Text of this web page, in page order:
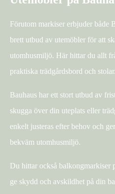
Förutom markiser erbjuder både
brett utbud av utemöbler för att
utomhusmiljö. Här hittar du allt
praktiska trädgårdsbord och stolar.
Bauhaus har ett stort utbud av
skugga över din uteplats eller
enkelt justeras efter behov och
bekväm utomhusmiljö.
Du hittar också balkongmarkiser
ge skydd och avskildhet på din